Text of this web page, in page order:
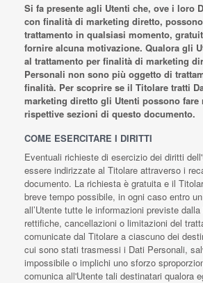
Si fa presente agli Utenti che, ove i loro
con finalità di marketing diretto,
trattamento in qualsiasi momento,
fornire alcuna motivazione. Qualora gli
al trattamento per finalità di marketing
Personali non sono più oggetto di
finalità. Per scoprire se il Titolare tratti
marketing diretto gli Utenti possono fare
rispettive sezioni di questo documento.
COME ESERCITARE I DIRITTI
Eventuali richieste di esercizio dei diritti
essere indirizzate al Titolare attraverso i
documento. La richiesta è gratuita e il
breve tempo possibile, in ogni caso entro
all’Utente tutte le informazioni previste
rettifiche, cancellazioni o limitazioni del
comunicate dal Titolare a ciascuno dei
cui sono stati trasmessi i Dati Personali,
impossibile o implichi uno sforzo
comunica all'Utente tali destinatari qualora